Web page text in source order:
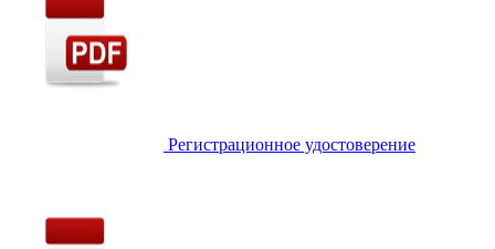
Регистрационное удостоверение